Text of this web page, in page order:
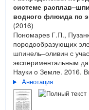
системе
водного флюида по
(2016)
Пономарев Г.П.,
породообразующих
шпинель–оливин с
экспериментальным
Науки о Земле. 2016.
Аннотация